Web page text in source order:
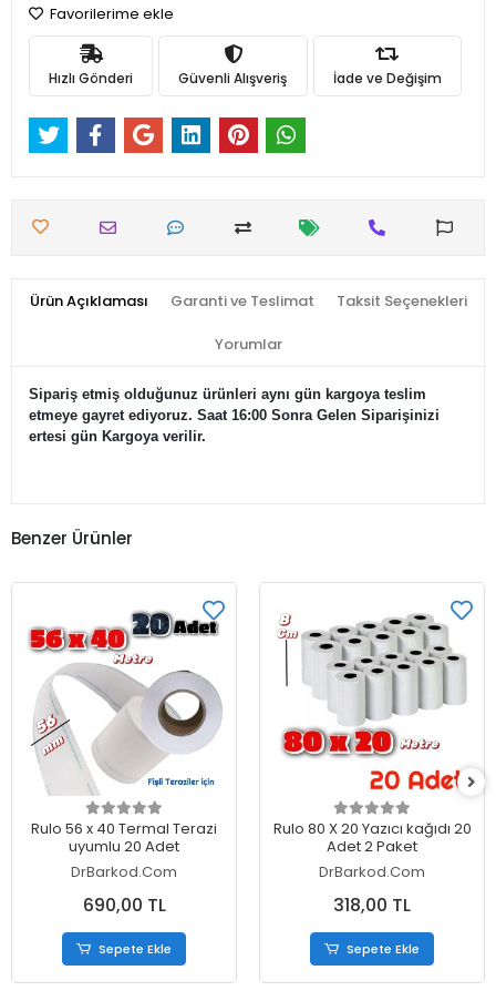
Favorilerime ekle
Hızlı Gönderi Güvenli Alışveriş İade ve Değişim
Ürün Açıklaması Garanti ve Teslimat Taksit Seçenekleri
Yorumlar
Sipariş etmiş olduğunuz ürünleri aynı gün kargoya teslim
etmeye gayret ediyoruz. Saat 16:00 Sonra Gelen Siparişinizi
ertesi gün Kargoya verilir.
Benzer Ürünler
Sepete Ekle
Rulo 56 x 40 Termal Terazi
uyumlu 20 Adet
DrBarkod.Com
690,00 TL
Sepete Ekle
Sepete Ekle
Rulo 80 X 20 Yazıcı kağıdı 20
Adet 2 Paket
DrBarkod.Com
318,00 TL
Sepete Ekle